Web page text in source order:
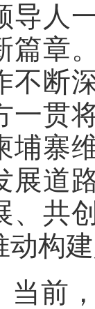
导人
篇章
不断
一贯
埔寨
展道
、共
动构
当前